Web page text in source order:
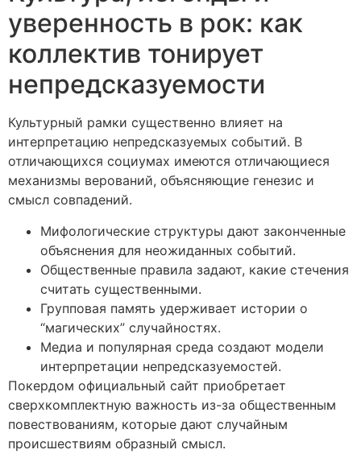
уверенность в рок: как
коллектив тонирует
непредсказуемости
Культурный рамки существенно влияет на
интерпретацию непредсказуемых событий. В
отличающихся социумах имеются отличающиеся
механизмы верований, объясняющие генезис и
смысл совпадений.
Мифологические структуры дают законченные
объяснения для неожиданных событий.
Общественные правила задают, какие стечения
считать существенными.
Групповая память удерживает истории о
“магических” случайностях.
Медиа и популярная среда создают модели
интерпретации непредсказуемостей.
Покердом официальный сайт приобретает
сверхкомплектную важность из-за общественным
повествованиям, которые дают случайным
происшествиям образный смысл.